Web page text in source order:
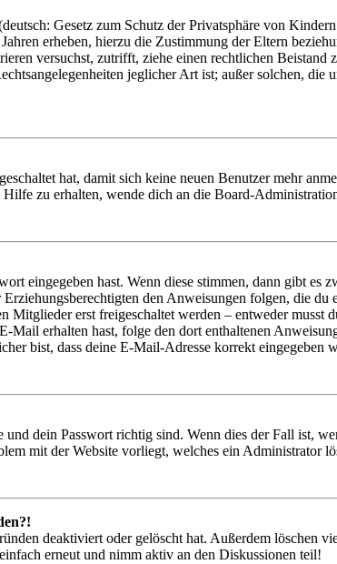
Gesetz zum Schutz der Privatsphäre von
erheben, hierzu die Zustimmung der Eltern
versuchst, zutrifft, ziehe einen rechtlichen
jeglicher Art ist; außer solchen,
hat, damit sich keine neuen Benutzer mehr
zu erhalten, wende dich an die Board-
eingegeben hast. Wenn diese stimmen, dann gibt es
den Anweisungen folgen, die
erst freigeschaltet werden – entweder musst
erhalten hast, folge den dort enthaltenen
bist, dass deine E-Mail-Adresse korrekt eingegeben
dein Passwort richtig sind. Wenn dies der Fall ist,
mit der Website vorliegt, welches ein Administrator
deaktiviert oder gelöscht hat. Außerdem löschen
erneut und nimm aktiv an den Diskussionen teil!